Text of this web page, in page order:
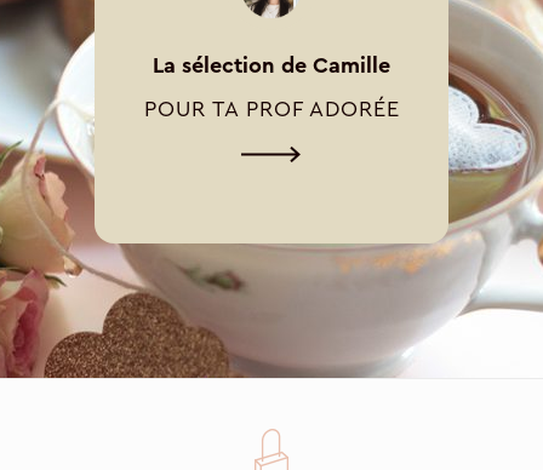
La sélection de Camille
POUR TA PROF ADORÉE